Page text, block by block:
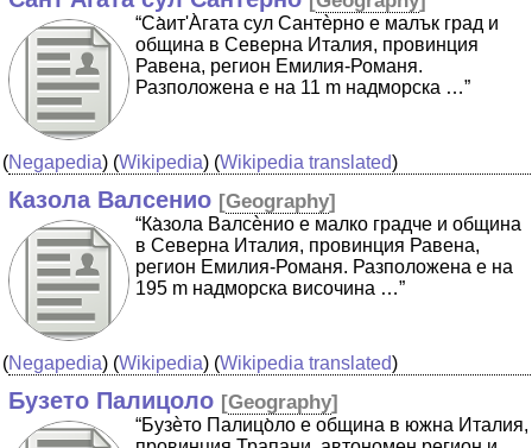
“Cа̀ит'А̀гата сул Сантѐрно е малък град и
община в Северна Италия, провинция
Равена, регион Емилия-Романя.
Разположена е на 11 m надморска …”
(Negapedia) (Wikipedia) (Wikipedia translated)
Казола Валсенио [Geography]
“Ка̀зола Валсѐнио е малко градче и община
в Северна Италия, провинция Равена,
регион Емилия-Романя. Разположена е на
195 m надморска височина …”
(Negapedia) (Wikipedia) (Wikipedia translated)
Бузето Палицоло [Geography]
“Бузѐто Палицо̀ло е община в южна Италия,